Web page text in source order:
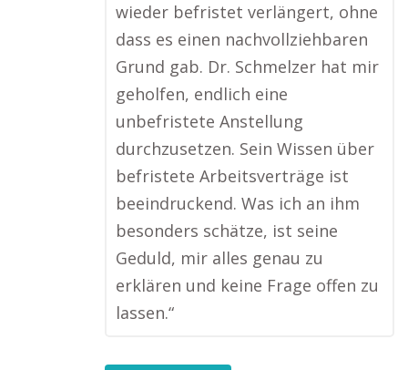
wieder befristet verlängert, ohne
dass es einen nachvollziehbaren
Grund gab. Dr. Schmelzer hat mir
geholfen, endlich eine
unbefristete Anstellung
durchzusetzen. Sein Wissen über
befristete Arbeitsverträge ist
beeindruckend. Was ich an ihm
besonders schätze, ist seine
Geduld, mir alles genau zu
erklären und keine Frage offen zu
lassen.“